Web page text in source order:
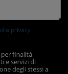
privacy
finalità
e servizi di
degli stessi a